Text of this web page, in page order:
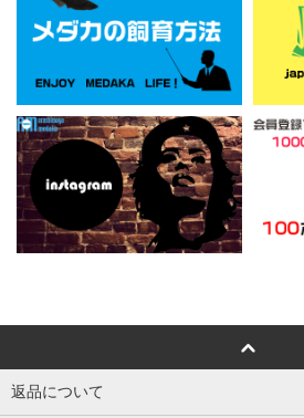
返品について